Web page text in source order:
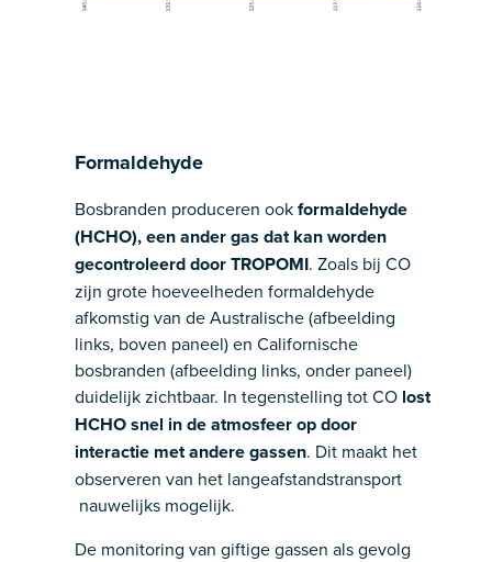
Formaldehyde
Bosbranden produceren ookformaldehyde
(HCHO), een ander gas dat kan worden
gecontroleerd door TROPOMI. Zoals bij CO
zijn grote hoeveelheden formaldehyde
afkomstig van de Australische (afbeelding
links, boven paneel) en Californische
bosbranden (afbeelding links, onder paneel)
duidelijk zichtbaar. In tegenstelling tot CO lost
HCHO snel in de atmosfeer op door
interactie met andere gassen. Dit maakt het
observeren van het langeafstandstransport
nauwelijks mogelijk.
De monitoring van giftige gassen als gevolg